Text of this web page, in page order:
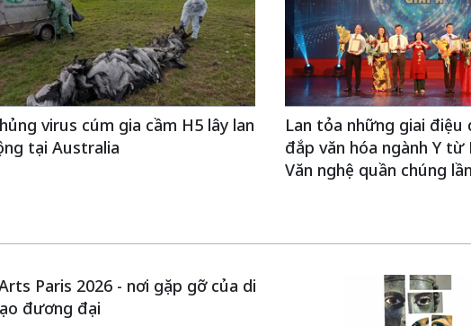
virus cúm gia cầm H5 lây lan
tại Australia
Lan tỏa những giai điệu
đắp văn hóa ngành Y từ
Văn nghệ quần chúng
Paris 2026 - nơi gặp gỡ của di
đương đại